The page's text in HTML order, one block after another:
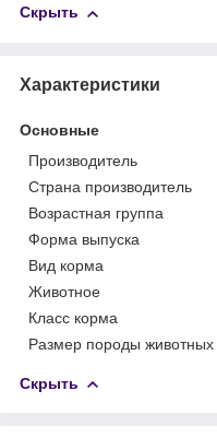
Скрыть
Характеристики
Основные
Производитель
Страна производитель
Возрастная группа
Форма выпуска
Вид корма
Животное
Класс корма
Размер породы животных
Скрыть